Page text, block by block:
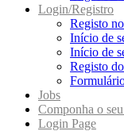
Login/Registro
Registo
Início de
Início de
Registo
Jobs
Componha o
Login Page